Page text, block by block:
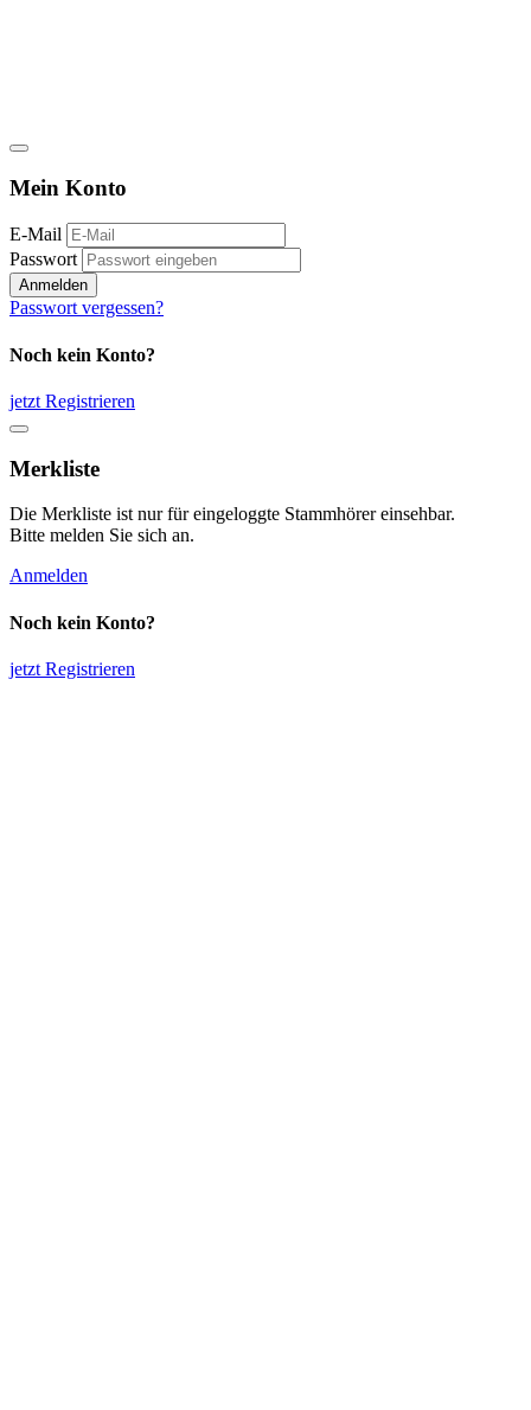
Mein Konto
E-Mail
Passwort
Anmelden
Passwort vergessen?
Noch kein Konto?
jetzt Registrieren
Merkliste
Die Merkliste ist nur für eingeloggte Stammhörer einsehbar.
Bitte melden Sie sich an.
Anmelden
Noch kein Konto?
jetzt Registrieren